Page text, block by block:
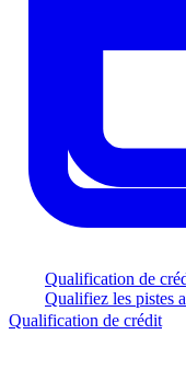
Qualification de
Qualifiez les pistes
Qualification de crédit